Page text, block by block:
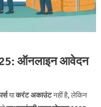
ऑनलाइन आवेदन
याकरंट अकाउंटनहीं है, लेकिन